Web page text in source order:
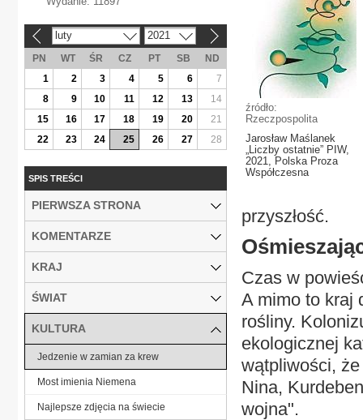
źródło:
Rzeczpospolita
Jarosław Maślanek
„Liczby ostatnie” PIW,
2021, Polska Proza
Współczesna
przyszłość.
Czas w
A mimo to kraj
rośliny.
ekologicznej
wątpliwości,
Nina,
wojna".
luty 2021
PN WT ŚR CZ PT SB
ND
1
2 3 4 5 6
7
8
9 10 11 12 13
14
15
16 17 18 19 20
21
22
23 24 25 26 27 28
SPIS TREŚCI
PIERWSZA STRONA
KOMENTARZE
KRAJ
ŚWIAT
KULTURA
Jedzenie w zamian za krew
Most imienia Niemena
Najlepsze zdjęcia na świecie